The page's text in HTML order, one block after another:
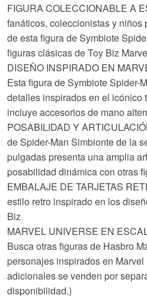
FIGURA COLECCIONABLE A
fanáticos, coleccionistas y niños
de esta figura de Symbiote
figuras clásicas de Toy Biz
DISEÑO INSPIRADO EN
Esta figura de Symbiote Spider-
detalles inspirados en el icónico
incluye accesorios de mano
POSABILIDAD Y
de Spider-Man Simbionte de la
pulgadas presenta una amplia
posabilidad dinámica con otras
EMBALAJE DE TARJETAS
estilo retro inspirado en los
Biz
MARVEL UNIVERSE EN
Busca otras figuras de Hasbro
personajes inspirados en
adicionales se venden por
disponibilidad.)